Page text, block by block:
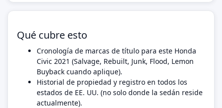
Qué cubre esto
Cronología de marcas de título para este Honda
Civic 2021 (Salvage, Rebuilt, Junk, Flood, Lemon
Buyback cuando aplique).
Historial de propiedad y registro en todos los
estados de EE. UU. (no solo donde la sedán reside
actualmente).